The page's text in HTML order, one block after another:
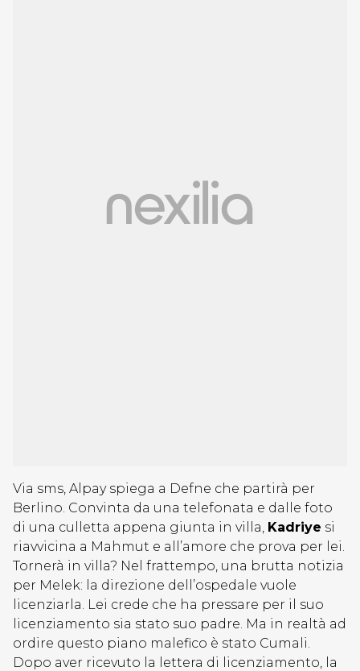
Via sms, Alpay spiega a Defne che partirà per
Berlino. Convinta da una telefonata e dalle foto
di una culletta appena giunta in villa, Kadriye si
riavvicina a Mahmut e all’amore che prova per lei.
Tornerà in villa? Nel frattempo, una brutta notizia
per Melek: la direzione dell’ospedale vuole
licenziarla. Lei crede che ha pressare per il suo
licenziamento sia stato suo padre. Ma in realtà ad
ordire questo piano malefico è stato Cumali.
Dopo aver ricevuto la lettera di licenziamento, la